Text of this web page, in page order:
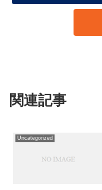
関連記事
Uncategorized